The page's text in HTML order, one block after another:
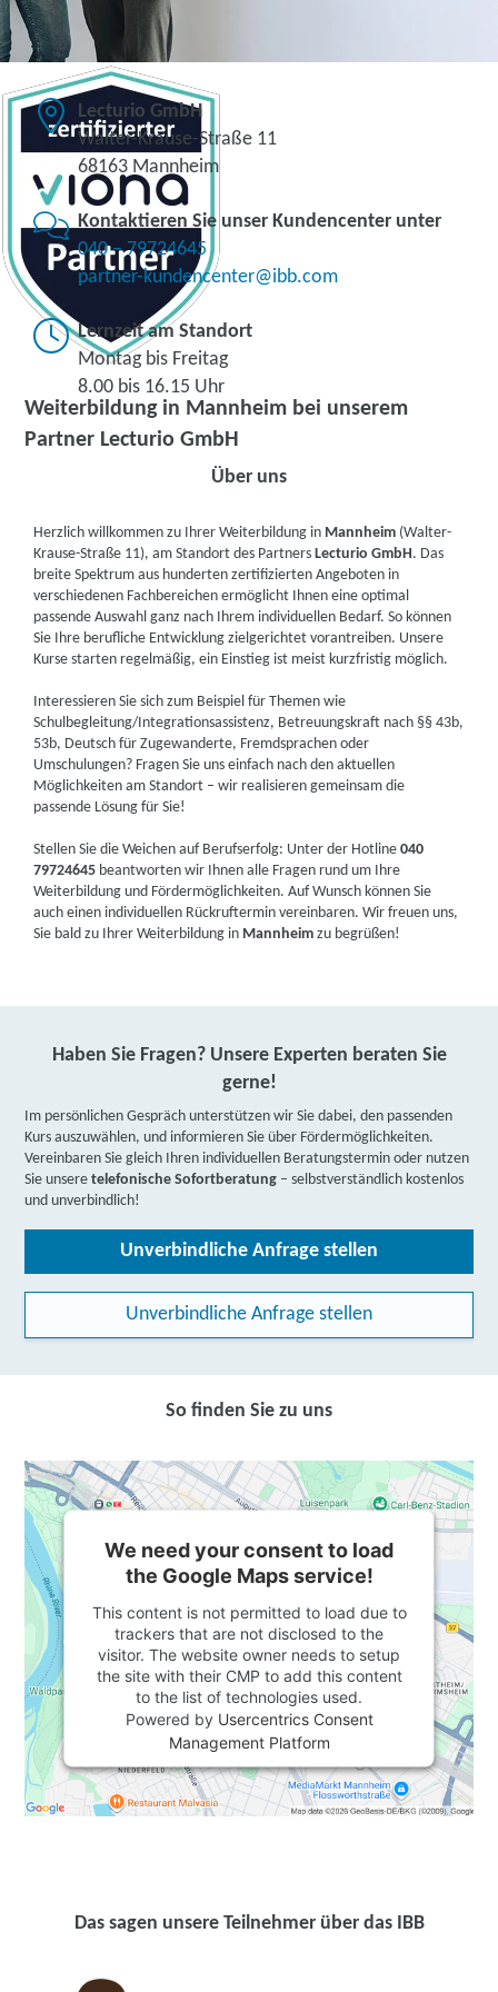
Weiterbildung in Mannheim bei unserem
Partner Lecturio GmbH
Lecturio GmbH
Walter-Krause-Straße 11
68163 Mannheim
Kontaktieren Sie unser Kundencenter unter
040 – 79724645
partner-kundencenter@ibb.com
Lernzeit am Standort
Montag bis Freitag
8.00 bis 16.15 Uhr
Über uns
Herzlich willkommen zu Ihrer Weiterbildung in Mannheim (Walter-
Krause-Straße 11), am Standort des PartnersLecturio GmbH. Das
breite Spektrum aus hunderten zertifizierten Angeboten in
verschiedenen Fachbereichen ermöglicht Ihnen eine optimal
passende Auswahl ganz nach Ihrem individuellen Bedarf. So können
Sie Ihre berufliche Entwicklung zielgerichtet vorantreiben. Unsere
Kurse starten regelmäßig, ein Einstieg ist meist kurzfristig möglich.
Interessieren Sie sich zum Beispiel für Themen wie
Schulbegleitung/Integrationsassistenz, Betreuungskraft nach §§ 43b,
53b, Deutsch für Zugewanderte, Fremdsprachen oder
Umschulungen? Fragen Sie uns einfach nach den aktuellen
Möglichkeiten am Standort – wir realisieren gemeinsam die
passende Lösung für Sie!
Stellen Sie die Weichen auf Berufserfolg: Unter der Hotline040
79724645 beantworten wir Ihnen alle Fragen rund um Ihre
Weiterbildung und Fördermöglichkeiten. Auf Wunsch können Sie
auch einen individuellen Rückruftermin vereinbaren. Wir freuen uns,
Sie bald zu Ihrer Weiterbildung in Mannheim zu begrüßen!
Haben Sie Fragen? Unsere Experten beraten Sie
gerne!
Im persönlichen Gespräch unterstützen wir Sie dabei, den passenden
Kurs auszuwählen, und informieren Sie über Fördermöglichkeiten.
Vereinbaren Sie gleich Ihren individuellen Beratungstermin oder nutzen
Sie unseretelefonische Sofortberatung – selbstverständlich kostenlos
und unverbindlich!
Unverbindliche Anfrage stellen
Unverbindliche Anfrage stellen
So finden Sie zu uns
We need your consent to load
the Google Maps service!
This content is not permitted to load due to
trackers that are not disclosed to the
visitor. The website owner needs to setup
the site with their CMP to add this content
to the list of technologies used.
Powered by Usercentrics Consent
Management Platform
Das sagen unsere Teilnehmer über das IBB